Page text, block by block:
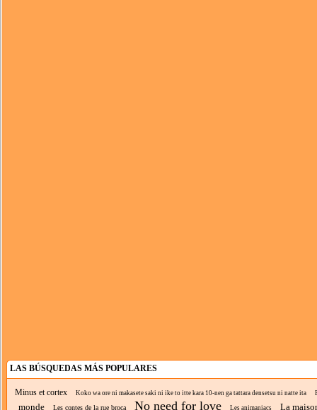
LAS BÚSQUEDAS MÁS POPULARES
Minus et cortex Koko wa ore ni makasete saki ni ike to itte kara 10-nen ga tattara densetsu ni natte ita
monde Les contes de la rue broca No need for love Les animaniacs La